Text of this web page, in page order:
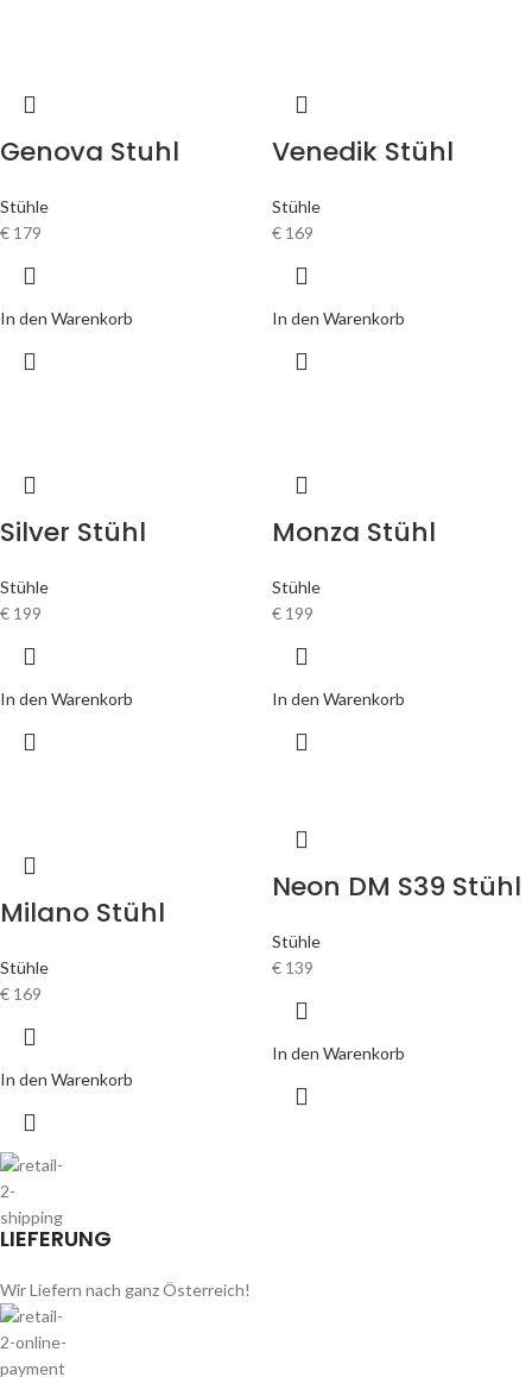
Genova Stuhl
Stühle
€ 179
In den Warenkorb
Venedik Stühl
Stühle
€ 169
In den Warenkorb
Silver Stühl
Stühle
€ 199
In den Warenkorb
Monza Stühl
Stühle
€ 199
In den Warenkorb
Milano Stühl
Stühle
€ 169
In den Warenkorb
Neon DM S39 Stühl
Stühle
€ 139
In den Warenkorb
LIEFERUNG
Wir Liefern nach ganz Österreich!